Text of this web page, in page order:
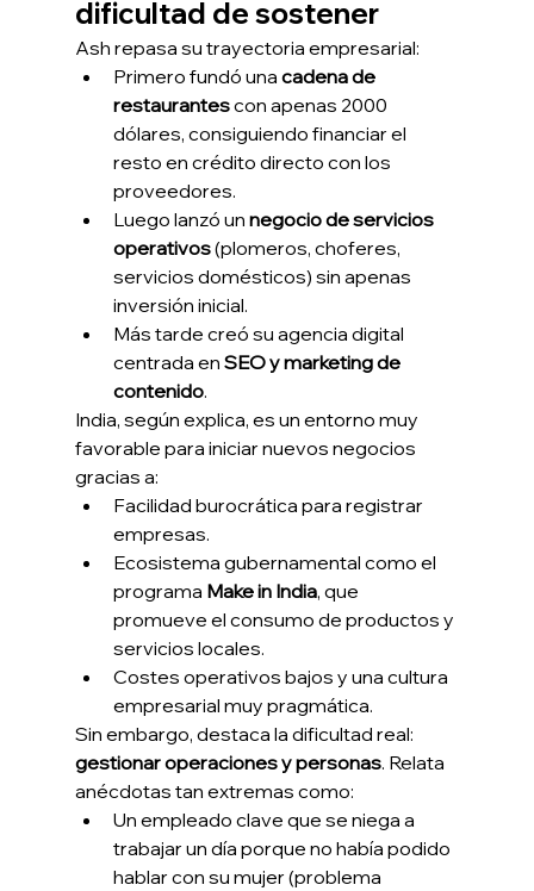
dificultad de sostener
Ash repasa su trayectoria empresarial:
Primero fundó una cadena de
restaurantes con apenas 2000
dólares, consiguiendo financiar el
resto en crédito directo con los
proveedores.
Luego lanzó un negocio de servicios
operativos (plomeros, choferes,
servicios domésticos) sin apenas
inversión inicial.
Más tarde creó su agencia digital
centrada en SEO y marketing de
contenido.
India, según explica, es un entorno muy
favorable para iniciar nuevos negocios
gracias a:
Facilidad burocrática para registrar
empresas.
Ecosistema gubernamental como el
programa Make in India, que
promueve el consumo de productos y
servicios locales.
Costes operativos bajos y una cultura
empresarial muy pragmática.
Sin embargo, destaca la dificultad real:
gestionar operaciones y personas. Relata
anécdotas tan extremas como:
Un empleado clave que se niega a
trabajar un día porque no había podido
hablar con su mujer (problema